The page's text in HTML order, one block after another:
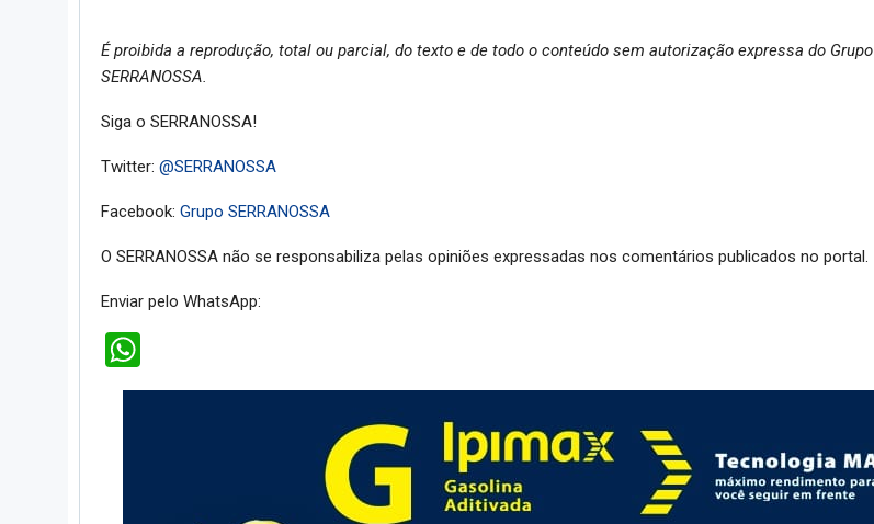
É proibida a reprodução, total ou parcial, do texto e de todo o conteúdo sem autorização expressa do Grupo
SERRANOSSA.
Siga o SERRANOSSA!
Twitter: @SERRANOSSA
Facebook: Grupo SERRANOSSA
O SERRANOSSA não se responsabiliza pelas opiniões expressadas nos comentários publicados no portal.
Enviar pelo WhatsApp: